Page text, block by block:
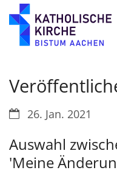
Zum Inhalt springen
Datum:26. Jan. 2021
Auswahl
'Meine